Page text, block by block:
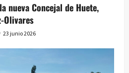
nueva Concejal de Huete,
Olivares
23 junio 2026